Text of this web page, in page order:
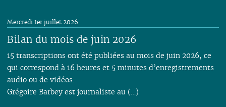
Bilan du mois de juin 2026
Mercredi 1er juillet 2026
15 transcriptions ont été publiées au mois de juin 2026, ce
qui correspond à 16 heures et 5 minutes d’enregistrements
audio ou de vidéos.
Grégoire Barbey est journaliste au (…)